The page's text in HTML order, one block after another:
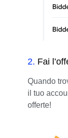
2. Fai
Quando
il tuo
offerte!